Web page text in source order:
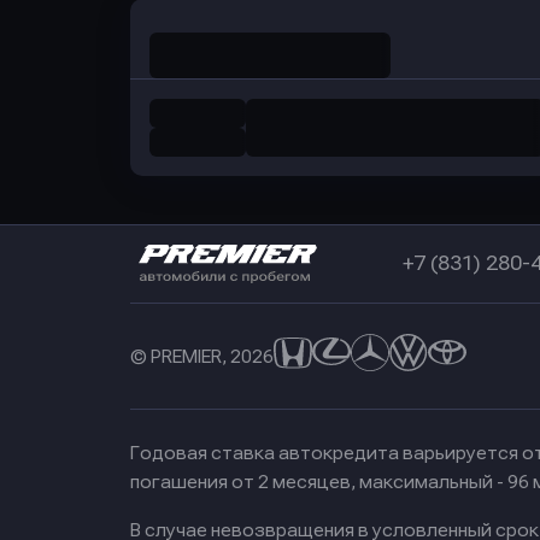
+7 (831) 280-
© PREMIER, 2026
Годовая ставка автокредита варьируется
погашения от 2 месяцев, максимальный - 96
В случае невозвращения в условленный